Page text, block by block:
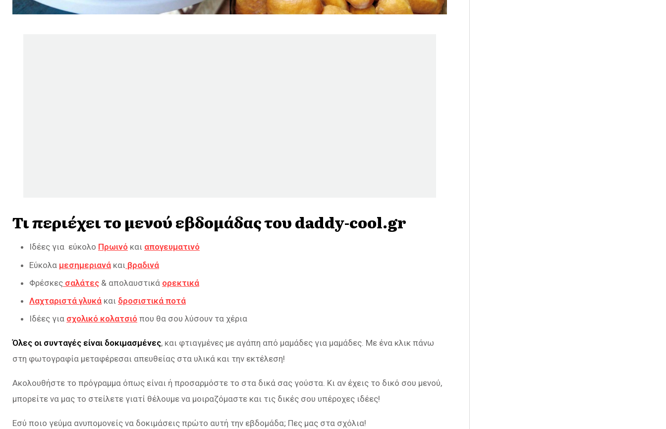
Τι περιέχει το μενού εβδομάδας του daddy-cool.gr
Ιδέες για εύκολο Πρωινό και απογευματινό
Εύκολα μεσημεριανά και βραδινά
Φρέσκες σαλάτες & απολαυστικά ορεκτικά
Λαχταριστά γλυκά και δροσιστικά ποτά
Ιδέες για σχολικό κολατσιό που θα σου λύσουν τα χέρια
Όλες οι συνταγές είναι δοκιμασμένες, και φτιαγμένες με αγάπη από μαμάδες για μαμάδες. Με ένα κλικ πάνω
στη φωτογραφία μεταφέρεσαι απευθείας στα υλικά και την εκτέλεση!
Ακολουθήστε το πρόγραμμα όπως είναι ή προσαρμόστε το στα δικά σας γούστα. Κι αν έχεις το δικό σου μενού,
μπορείτε να μας το στείλετε γιατί θέλουμε να μοιραζόμαστε και τις δικές σου υπέροχες ιδέες!
Εσύ ποιο γεύμα ανυπομονείς να δοκιμάσεις πρώτο αυτή την εβδομάδα; Πες μας στα σχόλια!